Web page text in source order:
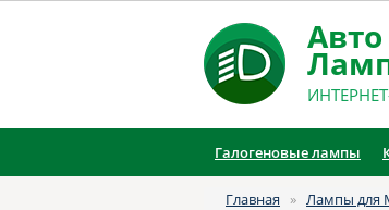
Авто
Галогеновые лампы
Главная » Лампы для